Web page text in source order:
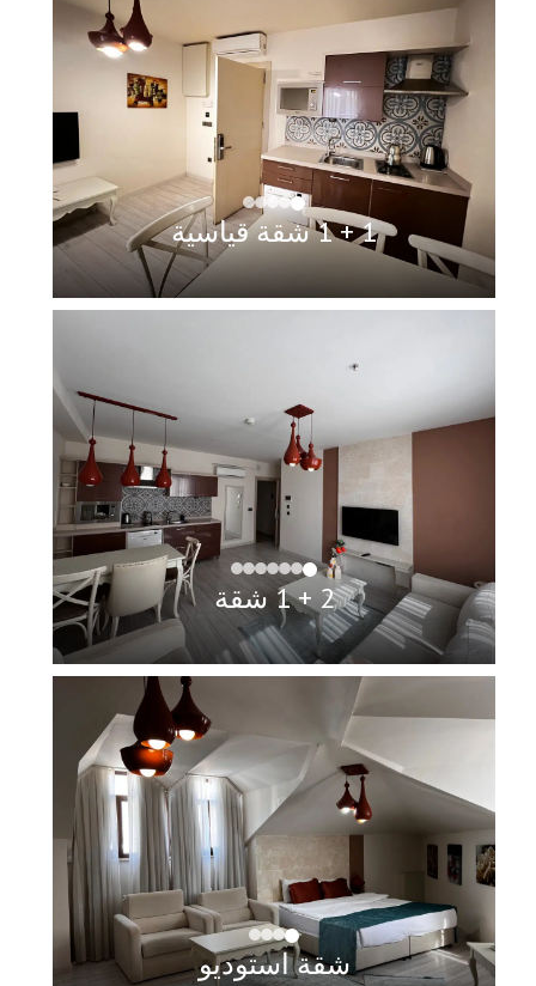
1 + 1 شقة قياسية
2 + 1 شقة
شقة استوديو